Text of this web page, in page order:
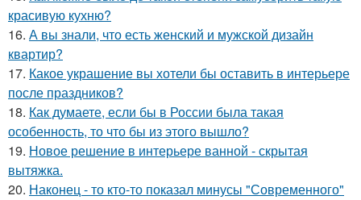
красивую кухню?
16. А вы знали, что есть женский и мужской дизайн
квартир?
17. Какое украшение вы хотели бы оставить в интерьере
после праздников?
18. Как думаете, если бы в России была такая
особенность, то что бы из этого вышло?
19. Новое решение в интерьере ванной - скрытая
вытяжка.
20. Наконец - то кто-то показал минусы "Современного"